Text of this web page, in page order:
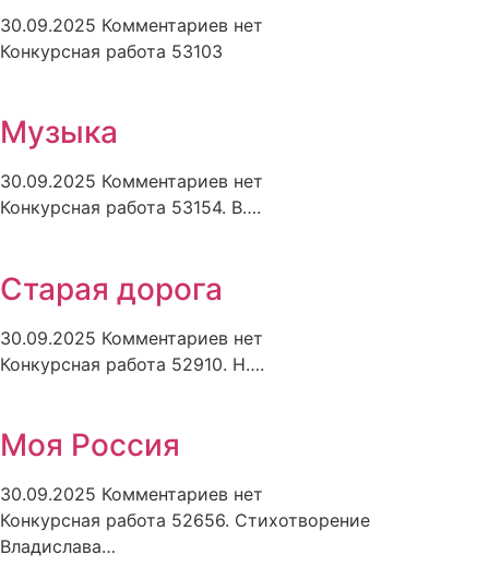
30.09.2025 Комментариев нет
Конкурсная работа 53103
Музыка
30.09.2025 Комментариев нет
Конкурсная работа 53154. В….
Старая дорога
30.09.2025 Комментариев нет
Конкурсная работа 52910. Н….
Моя Россия
30.09.2025 Комментариев нет
Конкурсная работа 52656. Стихотворение
Владислава…